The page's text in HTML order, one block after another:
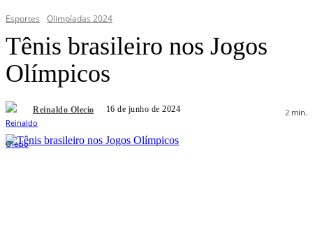
Esportes Olimpíadas 2024
Tênis brasileiro nos Jogos
Olímpicos
Reinaldo Olecio 16 de junho de 2024 2 min.